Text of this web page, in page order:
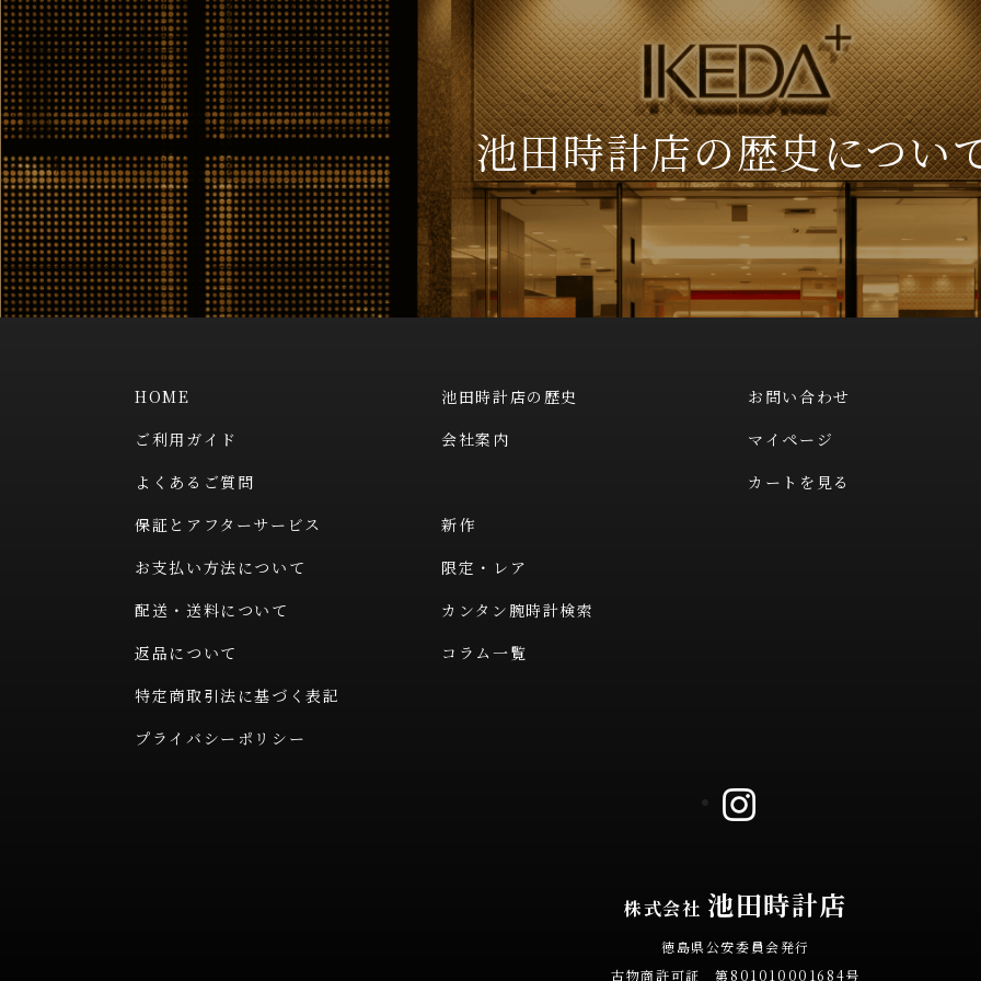
池田時計店の歴史につい
HOME
ご利用ガイド
よくあるご質問
保証とアフターサービス
お支払い方法について
配送・送料について
返品について
特定商取引法に基づく表記
プライバシーポリシー
池田時計店の歴史
会社案内
新作
限定・レア
カンタン腕時計検索
コラム一覧
お問い合わせ
マイページ
カートを見る
株式会社 池田時計店
徳島県公安委員会発行
古物商許可証 第801010001684号